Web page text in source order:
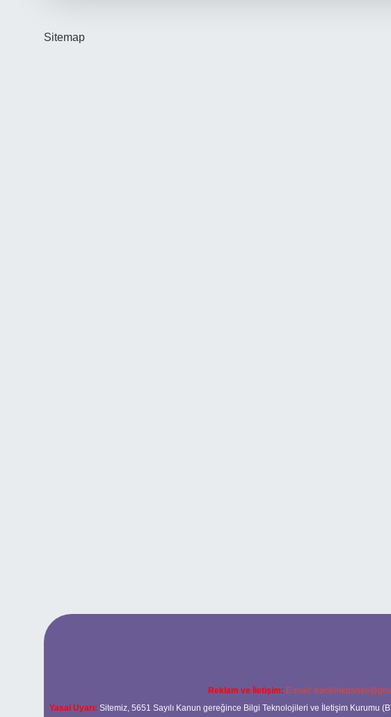
Sitemap
Reklam ve İletişim: E-mail:
Yasal Uyarı: Sitemiz, 5651 Sayılı Kanun gereğince Bilgi Teknolojileri ve İletişim Kurumu